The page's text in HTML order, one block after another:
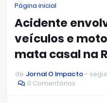
Página inicial
Acidente
veículos e
mata casal na
de Jornal O Impacto
0 Comentários